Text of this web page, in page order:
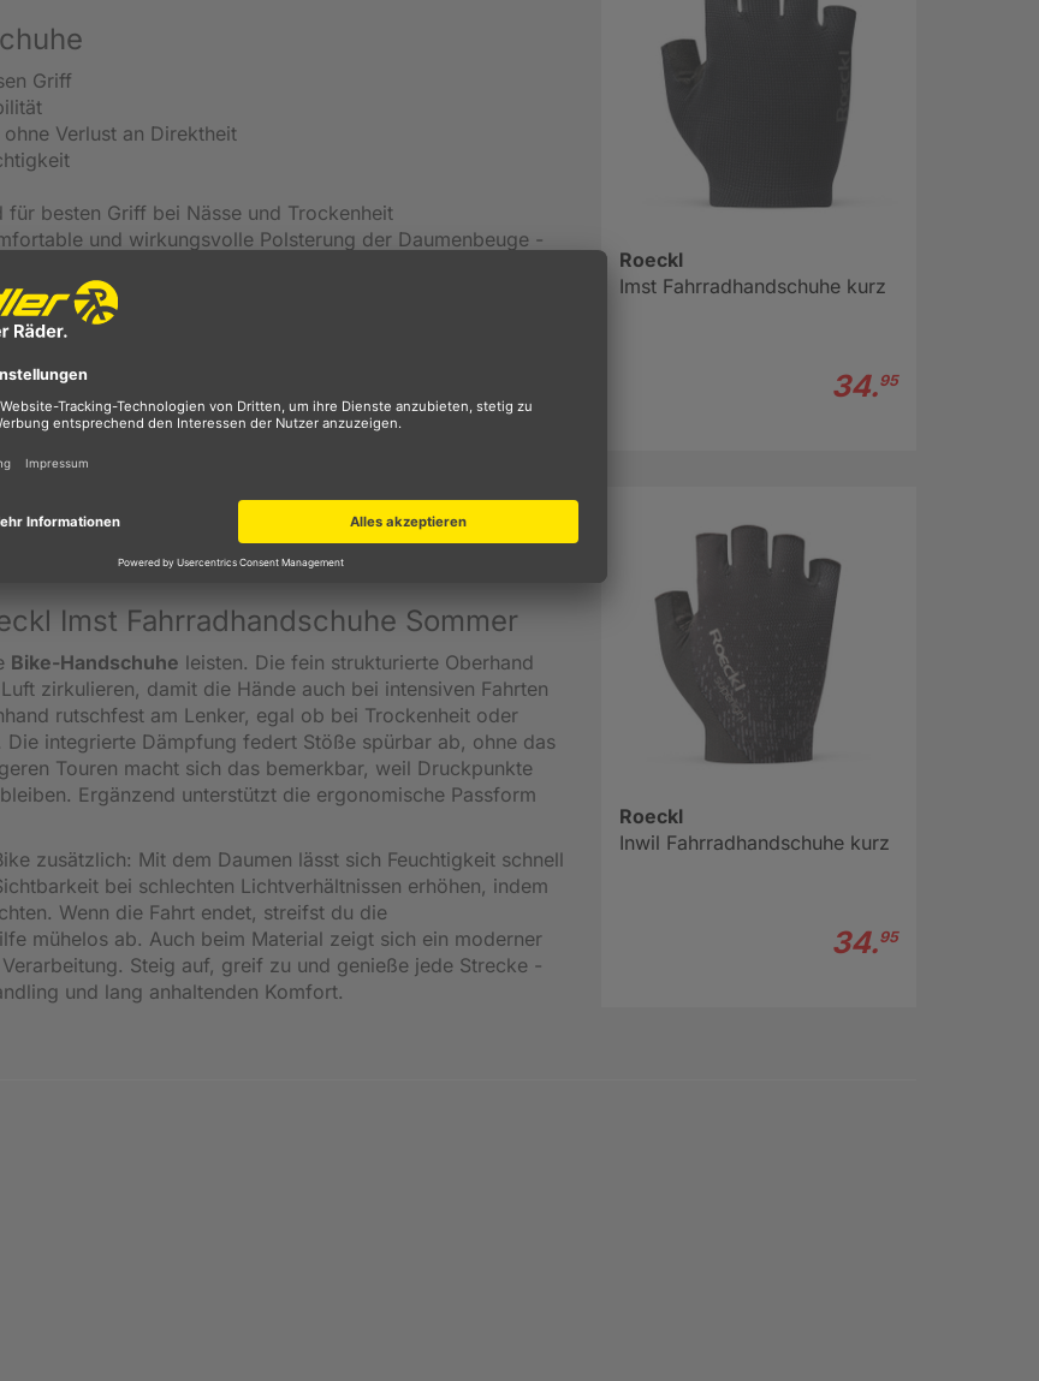
Griff
Verlust an Direktheit
besten Griff bei Nässe und Trockenheit
und wirkungsvolle Polsterung der Daumenbeuge -
mit individuell abgestimmter Dämpfungstechnologie für
– für ein müheloses Abstreifen von
Komfort, robust und strapazierfähig, pflanzlicher
aus Pre- und Post-Consumer-Abfällen wie
Innenhand: 92% Polyester; 8% Elastane
Imst Fahrradhandschuhe Sommer
Bike-Handschuhe leisten. Die fein strukturierte Oberhand
zirkulieren, damit die Hände auch bei intensiven Fahrten
rutschfest am Lenker, egal ob bei Trockenheit oder
integrierte Dämpfung federt Stöße spürbar ab, ohne das
Touren macht sich das bemerkbar, weil Druckpunkte
Ergänzend unterstützt die ergonomische Passform
zusätzlich: Mit dem Daumen lässt sich Feuchtigkeit schnell
bei schlechten Lichtverhältnissen erhöhen, indem
Wenn die Fahrt endet, streifst du die
mühelos ab. Auch beim Material zeigt sich ein moderner
Steig auf, greif zu und genieße jede Strecke -
und lang anhaltenden Komfort.
Roeckl
Imst Fahrradhandschuhe kurz
34.95
Roeckl
Inwil Fahrradhandschuhe kurz
34.95